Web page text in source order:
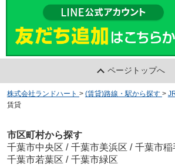
ページトップへ
株式会社ランドハート > (賃貸)路線・駅から探す >
賃貸
市区町村から探す
千葉市中央区 / 千葉市美浜区 / 千葉市稲
千葉市若葉区 / 千葉市緑区